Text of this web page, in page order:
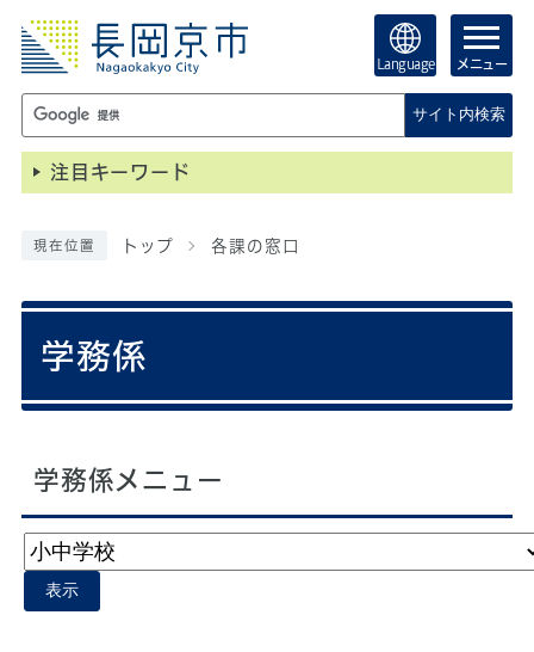
Language メニュー
サイト内検索
注目キーワード
現在位置 トップ 各課の窓口
学務係
学務係メニュー
表示